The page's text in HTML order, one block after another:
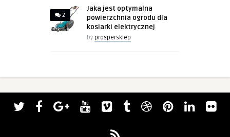
2
Jaka jest optymalna
powierzchnia ogrodu dla
kosiarki elektrycznej
by prospersklep